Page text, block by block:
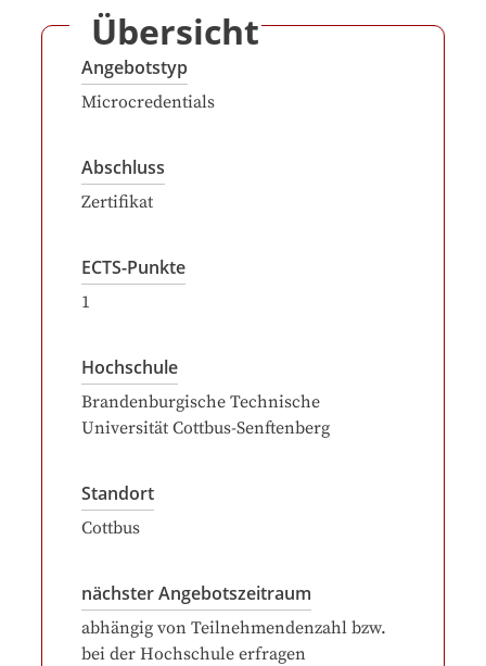
Übersicht
Angebotstyp
Microcredentials
Abschluss
Zertifikat
ECTS-Punkte
1
Hochschule
Brandenburgische Technische
Universität Cottbus-Senftenberg
Standort
Cottbus
nächster Angebotszeitraum
abhängig von Teilnehmendenzahl bzw.
bei der Hochschule erfragen